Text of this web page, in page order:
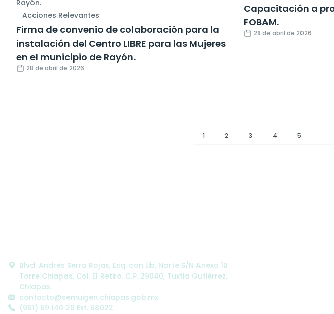
Acciones Relevantes
Firma de convenio de colaboración para la
instalación del Centro LIBRE para las Mujeres
en el municipio de Rayón.
28 de abril de 2026
Capacitación a
FOBAM.
28 de abril de 2026
1 2 3 4 5
Blvd. Andrés Serra Rojas, Esq. con Lib. Norte S/N Anexo 1B
Torre Chiapas, Col. El Retiro. C.P. 29040, Tuxtla Gutiérrez,
Chiapas.
contacto@semuigen.chiapas.gob.mx
(961) 69 140 20 Ext. 68022